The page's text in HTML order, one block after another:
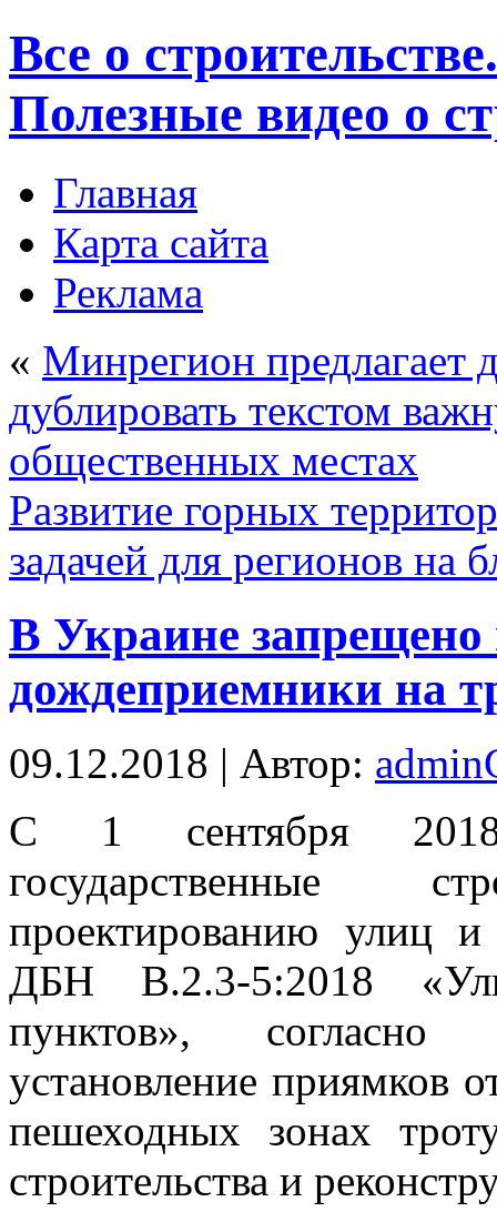
Все о
Полезные видео о
Главная
Карта сайта
Реклама
« Минрегион предлагает
дублировать текстом
общественных местах
Развитие горных
задачей для регионов на
В Украине
дождеприемники на
09.12.2018 | Автор:
С 1 сeнтября
государственные
проектированию улиц
ДБН В.2.3-5:2018
пунктов»,
установление приямков
пешеходных зонах
строительства и